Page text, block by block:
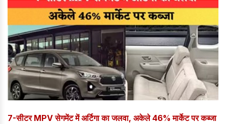
7-सीटर MPV सेगमेंट में अर्टिगा का जलवा, अकेले 46% मार्केट पर कब्जा